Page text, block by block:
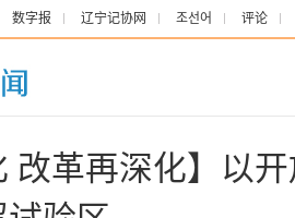
数字报 辽宁记协网 조선어 评论
改革再深化】以